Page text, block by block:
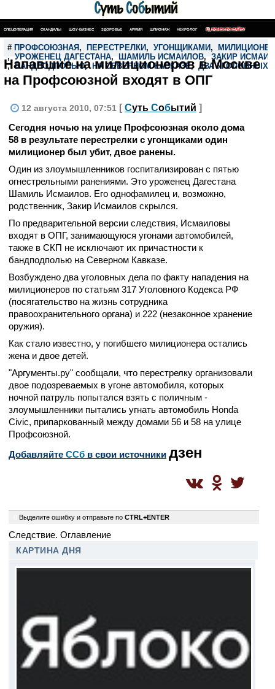
СПЕЦОПЕРАЦИЯ СКАНДАЛЫ ШОУ-БИЗНЕС ЗДОРОВЬЕ АРМИЯ ШПИОНАЖ НЕКРОЛОГ ПОИСК ПО САЙТУ
# ПРОФСОЮЗНАЯ , ПЕРЕСТРЕЛКИ , УГОНЩИКАМИ ,
, УРОЖЕНЕЦ ДАГЕСТАНА, ШАМИЛЬ ИСМАИЛОВ, ЗАКИР
,БАНДПОДПОЛЬЮ, НА СЕВЕРНОМ КАВКАЗЕ, ДВА УГОЛОВНЫХ
Напавшие на милиционеров в Москве
на Профсоюзной входят в ОПГ
12 августа 2010, 07:51 [ Суть Событий ]
Сегодня ночью на улице Профсоюзная около дома
58 в результате перестрелки с угонщиками один
милиционер был убит, двое ранены.
Один из злоумышленников госпитализирован с пятью
огнестрельными ранениями. Это уроженец Дагестана
Шамиль Исмаилов. Его однофамилец и, возможно,
родственник, Закир Исмаилов скрылся.
По предварительной версии следствия, Исмаиловы
входят в ОПГ, занимающуюся угонами автомобилей,
также в СКП не исключают их причастности к
бандподполью на Северном Кавказе.
Возбуждено два уголовных дела по факту нападения на
милиционеров по статьям 317 Уголовного Кодекса РФ
(посягательство на жизнь сотрудника
правоохранительного органа) и 222 (незаконное хранение
оружия).
Как стало известно, у погибшего милиционера остались
жена и двое детей.
"Аргументы.ру" сообщали, что перестрелку организовали
двое подозреваемых в угоне автомобиля, которых
ночной патруль попытался взять с поличным -
злоумышленники пытались угнать автомобиль Honda
Civic, припаркованный между домами 56 и 58 на улице
Профсоюзной.
Добавляйте CСб в свои источники дзен
Выделите ошибку и отправьте по CTRL+ENTER
Следствие. Оглавление
КАРТИНА ДНЯ